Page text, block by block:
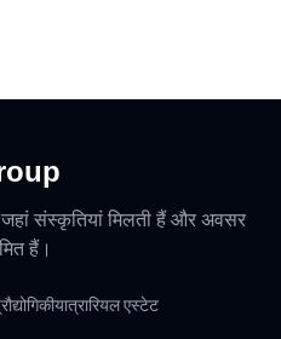
संस्कृतियां मिलती हैं और अवसर
हैं।
यात्रारियल एस्टेट